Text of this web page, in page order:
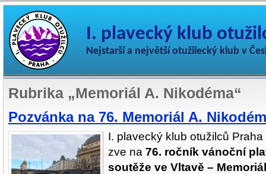
I. plavecký klub
Nejstarší a největší otužilecký klub v
Rubrika „Memoriál A. Nikodéma“
Pozvánka na 76. Memoriál A.
I. plavecký klub otužilců
zve na 76. ročník vánoční
soutěže ve Vltavě –